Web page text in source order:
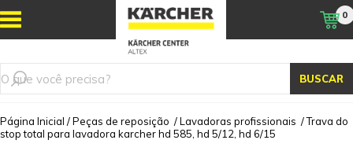
BUSCAR
0
Página Inicial /Peças de reposição /Lavadoras profissionais /Trava do
stop total para lavadora karcher hd 585, hd 5/12, hd 6/15